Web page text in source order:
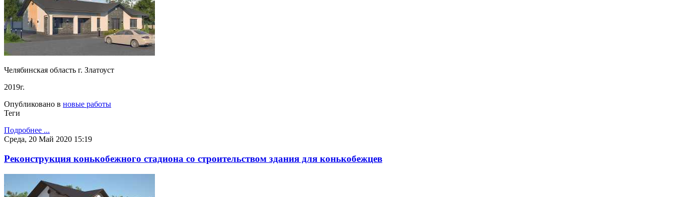
Челябинская область г. Златоуст
2019г.
Опубликовано в новые работы
Теги
Подробнее ...
Среда, 20 Май 2020 15:19
Реконструкция конькобежного стадиона со строительством здания для конькобежцев